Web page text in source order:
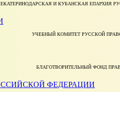
ЕКАТЕРИНОДАРСКАЯ И КУБАНСКАЯ ЕПАРХИЯ
УЧЕБНЫЙ КОМИТЕТ РУССКОЙ
БЛАГОТВОРИТЕЛЬНЫЙ ФОНД